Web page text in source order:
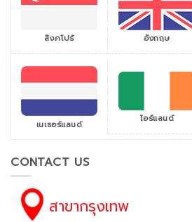
สิงคโปร์ อังกฤษ
เนเธอร์แลนด์ ไอร์แลนด์
CONTACT US
สาขากรุงเทพ